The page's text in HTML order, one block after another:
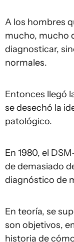
A los hombres
mucho, mucho
diagnosticar,
normales.
Entonces llegó
se desechó la
patológico.
En 1980, el
de demasiado
diagnóstico de
En teoría, se
son objetivos,
historia de